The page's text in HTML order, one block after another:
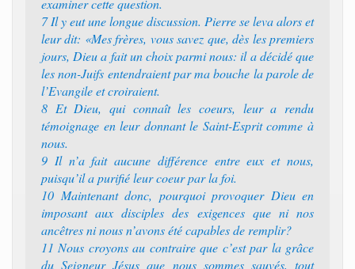
examiner cette question.
7 Il y eut une longue discussion. Pierre se leva alors et
leur dit: «Mes frères, vous savez que, dès les premiers
jours, Dieu a fait un choix parmi nous: il a décidé que
les non-Juifs entendraient par ma bouche la parole de
l’Evangile et croiraient.
8 Et Dieu, qui connaît les coeurs, leur a rendu
témoignage en leur donnant le Saint-Esprit comme à
nous.
9 Il n’a fait aucune différence entre eux et nous,
puisqu’il a purifié leur coeur par la foi.
10 Maintenant donc, pourquoi provoquer Dieu en
imposant aux disciples des exigences que ni nos
ancêtres ni nous n’avons été capables de remplir?
11 Nous croyons au contraire que c’est par la grâce
du Seigneur Jésus que nous sommes sauvés, tout